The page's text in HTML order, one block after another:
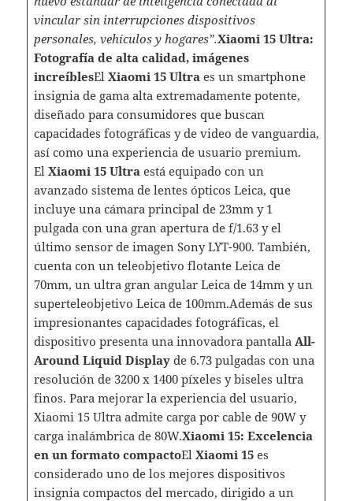
vincular sin interrupciones dispositivos
personales, vehículos y hogares”.Xiaomi 15 Ultra:
Fotografía de alta calidad, imágenes
increíblesEl Xiaomi 15 Ultra es un smartphone
insignia de gama alta extremadamente potente,
diseñado para consumidores que buscan
capacidades fotográficas y de video de vanguardia,
así como una experiencia de usuario premium.
El Xiaomi 15 Ultra está equipado con un
avanzado sistema de lentes ópticos Leica, que
incluye una cámara principal de 23mm y 1
pulgada con una gran apertura de f/1.63 y el
último sensor de imagen Sony LYT-900. También,
cuenta con un teleobjetivo flotante Leica de
70mm, un ultra gran angular Leica de 14mm y un
superteleobjetivo Leica de 100mm.Además de sus
impresionantes capacidades fotográficas, el
dispositivo presenta una innovadora pantalla All-
Around Liquid Displayde 6.73 pulgadas con una
resolución de 3200 x 1400 píxeles y biseles ultra
finos. Para mejorar la experiencia del usuario,
Xiaomi 15 Ultra admite carga por cable de 90W y
carga inalámbrica de 80W.Xiaomi 15: Excelencia
en un formato compactoEl Xiaomi 15es
considerado uno de los mejores dispositivos
insignia compactos del mercado, dirigido a un